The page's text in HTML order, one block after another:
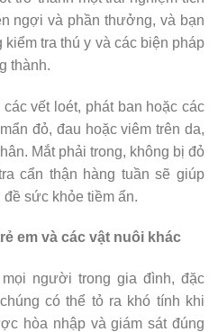
ngợi và phần thưởng, và bạn
tra thú y và các biện pháp
thành.
vết loét, phát ban hoặc các
đỏ, đau hoặc viêm trên da,
Mắt phải trong, không bị đỏ
cẩn thận hàng tuần sẽ giúp
sức khỏe tiềm ẩn.
em và các vật nuôi khác
người trong gia đình, đặc
có thể tỏ ra khó tính khi
hòa nhập và giám sát đúng